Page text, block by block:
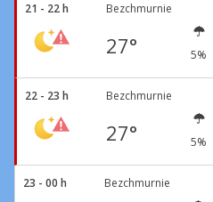
21 - 22 h Bezchmurnie
27° 5%
22 - 23 h Bezchmurnie
27° 5%
23 - 00 h Bezchmurnie